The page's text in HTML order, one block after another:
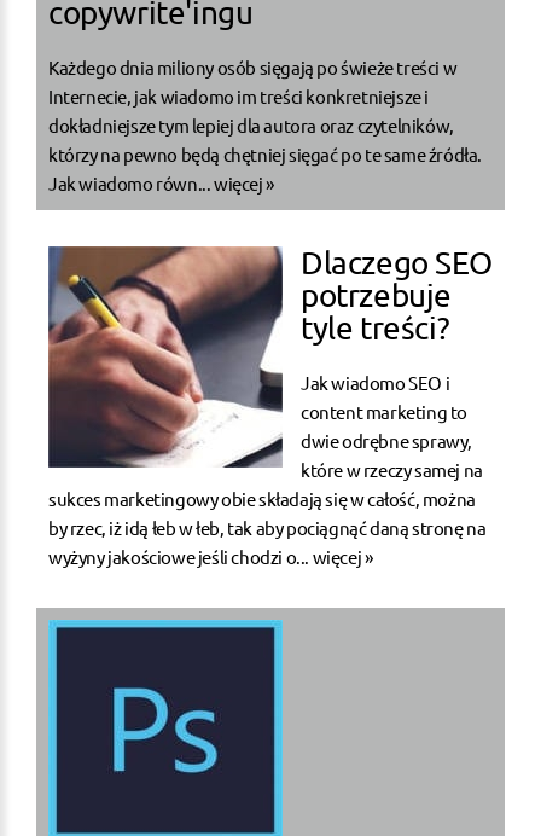
copywrite'ingu
Każdego dnia miliony osób sięgają po świeże treści w
Internecie, jak wiadomo im treści konkretniejsze i
dokładniejsze tym lepiej dla autora oraz czytelników,
którzy na pewno będą chętniej sięgać po te same źródła.
Jak wiadomo równ... więcej »
Dlaczego SEO
potrzebuje
tyle treści?
Jak wiadomo SEO i
content marketing to
dwie odrębne sprawy,
które w rzeczy samej na
sukces marketingowy obie składają się w całość, można
by rzec, iż idą łeb w łeb, tak aby pociągnąć daną stronę na
wyżyny jakościowe jeśli chodzi o... więcej »